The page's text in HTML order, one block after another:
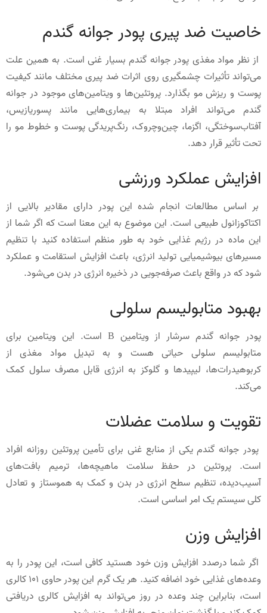
خاصیت ضد پیری پودر جوانه گندم
از نظر مواد مغذی پودر جوانه گندم بسیار غنی است. به همین علت
می‌تواند تأثیرات چشمگیری روی اثرات ضد پیری مختلف مانند کیفیت
پوست و ریزش مو بگذارد. پروتئین‌ها و ویتامین‌های موجود در جوانه
گندم می‌تواند افراد مبتلا به بیماری‌هایی مانند پسوریازیس،
آفتاب‌سوختگی، اگزما، چین‌و‌چروک، رنگ‌پریدگی پوست و خطوط مو را
تحت تأثیر قرار دهد.
افزایش عملکرد ورزشی
بر اساس مطالعات انجام شده این پودر دارای مقادیر بالایی از
اکتاکوزانول طبیعی است. این موضوع به این معنا است که اگر شما از
این ماده در رژیم غذایی خود به طور منظم استفاده کنید با تنظیم
مسیرهای بیوشیمیایی تولید انرژی، باعث افزایش استقامت و عملکرد
شود که در واقع باعث صرفه‌جویی در ذخیره انرژی در بدن می‌شود.
بهبود متابولیسم سلولی
پودر جوانه گندم سرشار از ویتامین B است. این ویتامین برای
متابولیسم سلولی حیاتی هست و به تبدیل مواد مغذی از
کربوهیدرات‌ها، لیپیدها و گلوکز به انرژی قابل مصرف سلول کمک
می‌کند.
تقویت و سلامت عضلات
پودر جوانه گندم یکی از منابع غنی برای تأمین پروتئین روزانه افراد
است. پروتئین در حفظ سلامت ماهیچه‌ها، ترمیم بافت‌های
آسیب‌دیده، تنظیم سطح انرژی در بدن و کمک به هموستاز و تعادل
کلی سیستم یک امر اساسی است.
افزایش وزن
اگر شما درصدد افزایش وزن خود هستید کافی است، این پودر را به
وعده‌های غذایی خود اضافه کنید. هر یک گرم این پودر حاوی 101 کالری
است، بنابراین چند وعده در روز می‌تواند به افزایش کالری دریافتی